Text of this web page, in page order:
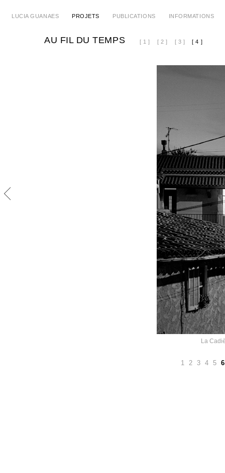
LUCIA GUANAES PROJETS PUBLICATIONS INFORMATIONS
AU FIL DU TEMPS [ 1 ] [ 2 ] [ 3 ] [ 4 ]
La
1 2 3 4 5 6